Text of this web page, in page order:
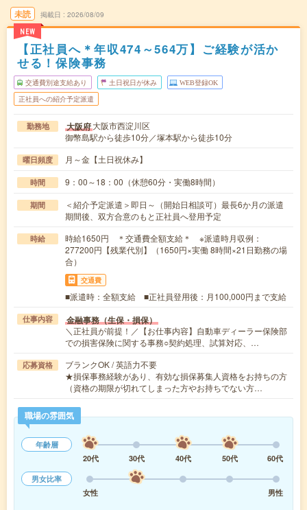
未読
NEW
掲載日 2026/08/09
【正社員へ＊年収474～564万】ご経験が活か
せる！保険事務
交通費別途支給あり 土日祝日が休み WEB登録OK
正社員への紹介予定派遣
勤務地 大阪府大阪市西淀川区
御幣島駅から徒歩10分／塚本駅から徒歩10分
曜日頻度 月～金【土日祝休み】
時間 9：00～18：00（休憩60分・実働8時間）
期間
＜紹介予定派遣＞即日～（開始日相談可）最長6か月の派遣
期間後、双方合意のもと正社員へ登用予定
時給
時給1650円 ＊交通費全額支給＊ ※派遣時月収例：
277200円【残業代別】（1650円×実働 8時間×21日勤務の場
合）
交通費
■派遣時：全額支給 ■正社員登用後：月100,000円まで支給
仕事内容 金融事務（生保・損保）
＼正社員が前提！／【お仕事内容】自動車ディーラー保険部
での損害保険に関する事務○契約処理、試算対応、…
応募資格
ブランクOK / 英語力不要
★損保事務経験があり、有効な損保募集人資格をお持ちの方
（資格の期限が切れてしまった方やお持ちでない方…
職場の雰囲気
年齢層
20代
30代 40代 50代
60代
男女比率
女性
男性